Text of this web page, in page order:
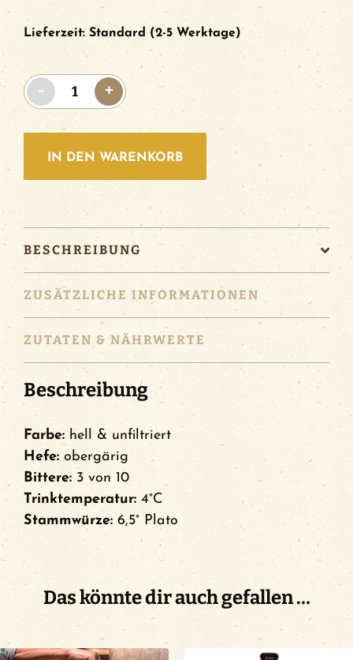
Lieferzeit: Standard (2-5 Werktage)
+
-
Riegele
Weisse
Alkoholfrei
12x0.5l
Menge
IN DEN WARENKORB
BESCHREIBUNG
ZUSÄTZLICHE INFORMATIONEN
ZUTATEN & NÄHRWERTE
Beschreibung
Farbe: hell & unfiltriert
Hefe: obergärig
Bittere: 3 von 10
Trinktemperatur: 4°C
Stammwürze: 6,5° Plato
Das könnte dir auch gefallen …